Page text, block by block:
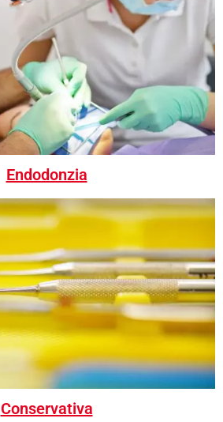
Endodonzia
Conservativa